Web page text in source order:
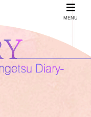
MENU